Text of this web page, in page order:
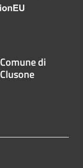
Comune di
Clusone